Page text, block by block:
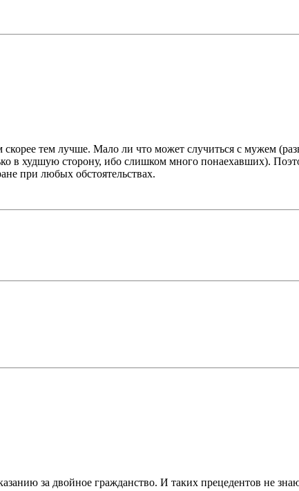
тем лучше. Мало ли что может случиться с мужем
в худшую сторону, ибо слишком много понаехавших).
при любых обстоятельствах.
за двойное гражданство. И таких прецедентов не